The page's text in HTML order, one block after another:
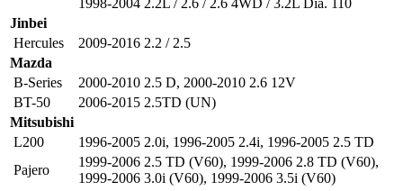
Jinbei
Hercules
2009-2016 2.2 / 2.5
Mazda
B-Series
2000-2010 2.5 D, 2000-2010 2.6 12V
BT-50
2006-2015 2.5TD (UN)
Mitsubishi
L200
1996-2005 2.0i, 1996-2005 2.4i, 1996-2005 2.5 TD
Pajero
1999-2006 2.5 TD (V60), 1999-2006 2.8 TD (V60),
1999-2006 3.0i (V60), 1999-2006 3.5i (V60)